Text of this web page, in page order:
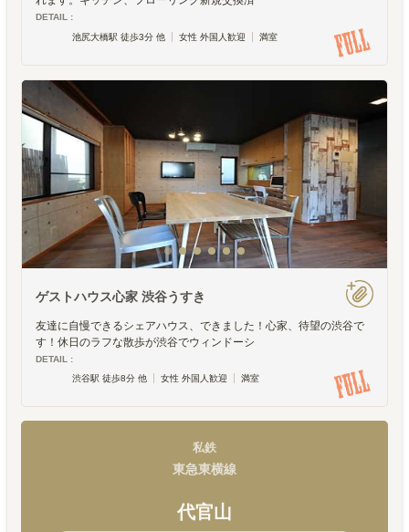
DETAIL :
池尻大橋駅 徒歩3分 他
女性 外国人歓迎 満室
ゲストハウス心家 渋谷うすき
友達に自慢できるシェアハウス、できました！心家、待望の渋谷で
す！休日のラフな散歩が渋谷でウィンドーシ
DETAIL :
渋谷駅 徒歩8分 他
女性 外国人歓迎 満室
私鉄
東急東横線
代官山